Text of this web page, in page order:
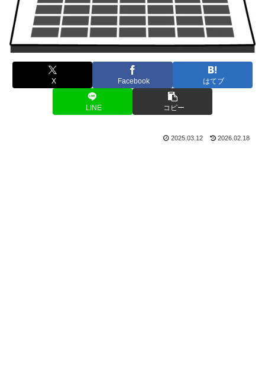
X Facebook はてブ
LINE コピー
2025.03.12 2026.02.18